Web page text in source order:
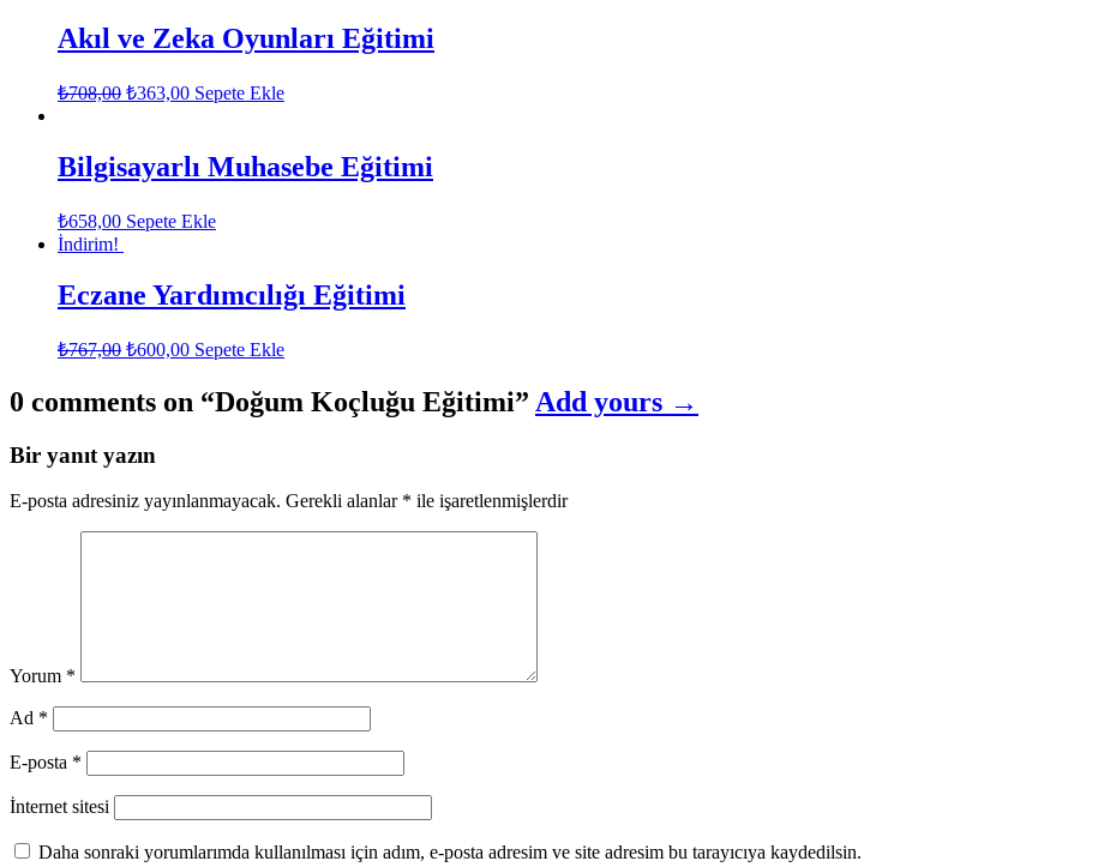
Akıl ve Zeka Oyunları Eğitimi
₺708,00 ₺363,00 Sepete Ekle
Bilgisayarlı Muhasebe Eğitimi
₺658,00 Sepete Ekle
İndirim!
Eczane Yardımcılığı Eğitimi
₺767,00 ₺600,00 Sepete Ekle
0 comments on “Doğum Koçluğu Eğitimi” Add yours →
Bir yanıt yazın
E-posta adresiniz yayınlanmayacak. Gerekli alanlar * ile işaretlenmişlerdir
Yorum *
Ad *
E-posta *
İnternet sitesi
Daha sonraki yorumlarımda kullanılması için adım, e-posta adresim ve site adresim bu tarayıcıya kaydedilsin.